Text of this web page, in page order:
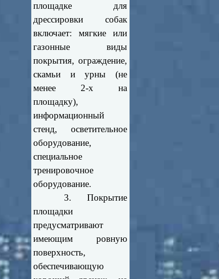
площадке для
дрессировки собак
включает: мягкие или
газонные виды
покрытия, ограждение,
скамьи и урны (не
менее 2-х на
площадку),
информационный
стенд, осветительное
оборудование,
специальное
тренировочное
оборудование.
3. Покрытие
площадки
предусматривают
имеющим ровную
поверхность,
обеспечивающую